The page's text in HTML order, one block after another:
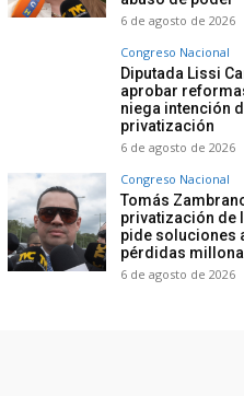
6 de agosto de 2026
Congreso Nacional
Diputada Lissi
aprobar
niega intención
privatización
6 de agosto de 2026
Congreso Nacional
Tomás
privatización de
pide soluciones
pérdidas
6 de agosto de 2026